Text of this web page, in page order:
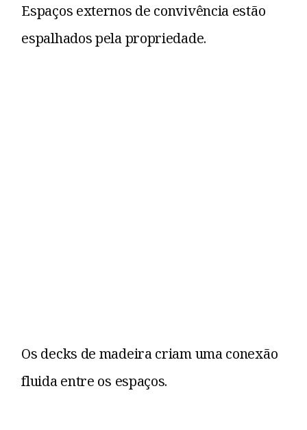
Espaços externos de convivência estão
espalhados pela propriedade.
Os decks de madeira criam uma conexão
fluida entre os espaços.